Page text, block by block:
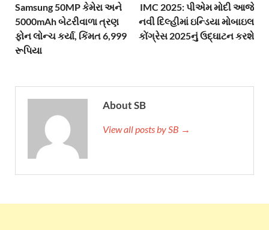
Samsung 50MP કેમેરા અને
5000mAh બેટરીવાળા ત્રણ
ફોન લોન્ચ કર્યા, કિંમત 6,999
રૂપિયા
IMC 2025: પીએમ મોદી આજે
નવી દિલ્હીમાં ઇન્ડિયા મોબાઇલ
કોંગ્રેસ 2025નું ઉદ્ઘાટન કરશે
About SB
View all posts by SB →